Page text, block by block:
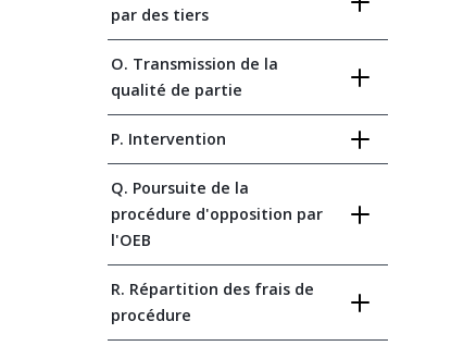
par des tiers
O. Transmission de la
qualité de partie
P. Intervention
Q. Poursuite de la
procédure d'opposition par
l'OEB
R. Répartition des frais de
procédure